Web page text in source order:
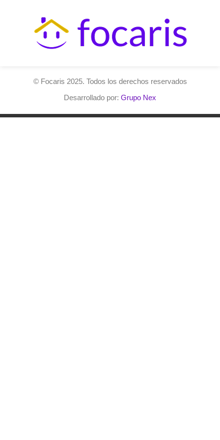
© Focaris 2025. Todos los derechos reservados
Desarrollado por: Grupo Nex